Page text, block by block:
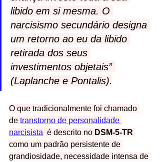
libido em si mesma. O
narcisismo secundário designa
um retorno ao eu da libido
retirada dos seus
investimentos objetais”
(Laplanche e Pontalis).
O que tradicionalmente foi chamado
de transtorno de personalidade
narcisista é descrito no DSM-5-TR
como um padrão persistente de
grandiosidade, necessidade intensa de